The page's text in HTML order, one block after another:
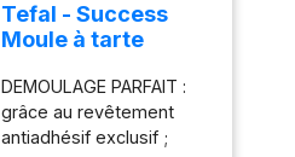
Tefal - Success
Moule à tarte
aluminium recyclé
- 30 cm
DEMOULAGE PARFAIT :
grâce au revêtement
antiadhésif exclusif ;